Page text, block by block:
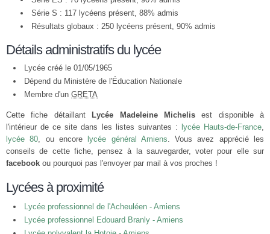
Série S : 117 lycéens présent, 88% admis
Résultats globaux : 250 lycéens présent, 90% admis
Détails administratifs du lycée
Lycée créé le 01/05/1965
Dépend du Ministère de l'Éducation Nationale
Membre d'un GRETA
Cette fiche détaillant Lycée Madeleine Michelisest disponible à
l'intérieur de ce site dans les listes suivantes :
lycée Hauts-de-France,
lycée 80, ou encore lycée général Amiens. Vous avez apprécié les
conseils de cette fiche, pensez à la sauvegarder, voter pour elle sur
facebook ou pourquoi pas l'envoyer par mail à vos proches !
Lycées à proximité
Lycée professionnel de l'Acheuléen - Amiens
Lycée professionnel Edouard Branly - Amiens